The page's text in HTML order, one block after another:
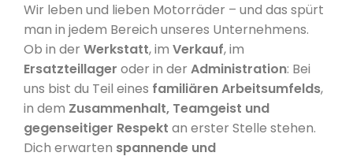
Wir leben und lieben Motorräder – und das spürt
man in jedem Bereich unseres Unternehmens.
Ob in der Werkstatt, im Verkauf, im
Ersatzteillager oder in der Administration: Bei
uns bist du Teil eines familiären Arbeitsumfelds,
in dem Zusammenhalt, Teamgeist und
gegenseitiger Respekt an erster Stelle stehen.
Dich erwarten spannende und